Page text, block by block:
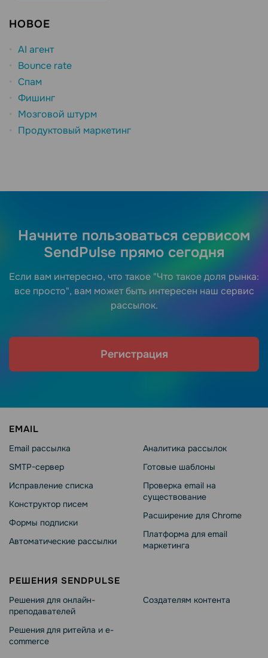
НОВОЕ
AI агент
Bounce rate
Спам
Фишинг
Мозговой штурм
Продуктовый маркетинг
Начните пользоваться сервисом
SendPulse прямо сегодня
Если вам интересно, что такое "Что такое доля рынка:
все просто", вам может быть интересен наш сервис
рассылок.
Регистрация
EMAIL
Email рассылка
SMTP-сервер
Исправление списка
Конструктор писем
Формы подписки
Автоматические рассылки
Аналитика рассылок
Готовые шаблоны
Проверка email на
существование
Расширение для Chrome
Платформа для email
маркетинга
РЕШЕНИЯ SENDPULSE
Решения для онлайн-
преподавателей
Решения для ритейла и e-
commerce
Создателям контента